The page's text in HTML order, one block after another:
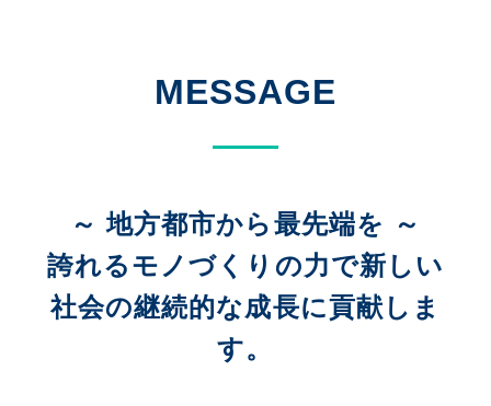
MESSAGE
～ 地方都市から最先端を ～
誇れるモノづくりの力で新しい
社会の継続的な成長に貢献しま
す。